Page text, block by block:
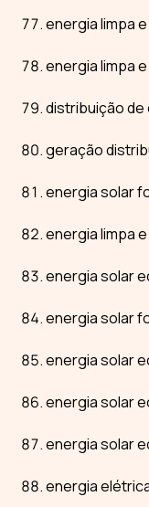
energia limpa
energia limpa
distribuição
geração
energia solar
energia limpa
energia solar
energia solar
energia solar
energia solar
energia solar
energia